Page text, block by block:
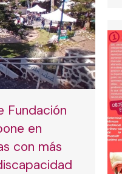
Fundación
en
con más